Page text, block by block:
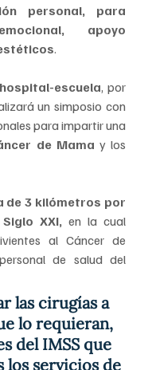
personal, para
apoyo
.
escuela, por
un simposio con
para impartir una
de Mama y los
de 3 kilómetros por
XXI, en la cual
al Cáncer de
de salud del
las cirugías a
lo requieran,
del IMSS que
los servicios de